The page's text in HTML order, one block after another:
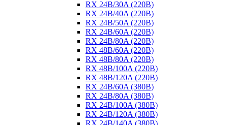
RX 24B/30A (220B)
RX 24B/40A (220B)
RX 24B/50A (220B)
RX 24B/60A (220B)
RX 24B/80A (220B)
RX 48B/60A (220B)
RX 48B/80A (220B)
RX 48B/100A (220B)
RX 48B/120A (220B)
RX 24B/60A (380B)
RX 24B/80A (380B)
RX 24B/100A (380B)
RX 24B/120A (380B)
RX 24B/140A (380B)